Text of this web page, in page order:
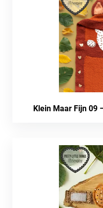
Klein Maar Fijn 09